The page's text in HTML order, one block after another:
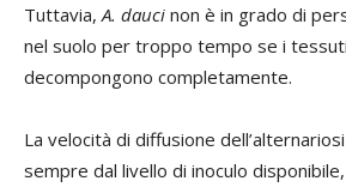
Tuttavia, A. dauci non è in grado di
nel suolo per troppo tempo se i
decompongono completamente.
La velocità di diffusione
sempre dal livello di inoculo